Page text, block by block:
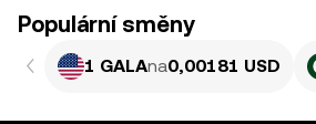
Populární směny
1 GALAna0,00181 USD